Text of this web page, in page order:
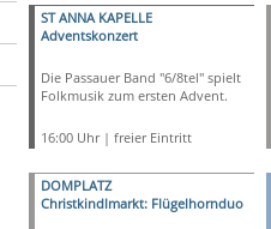
ST ANNA KAPELLE
Adventskonzert
Die Passauer Band "6/8tel" spielt
Folkmusik zum ersten Advent.
16:00 Uhr | freier Eintritt
DOMPLATZ
Christkindlmarkt: Flügelhornduo